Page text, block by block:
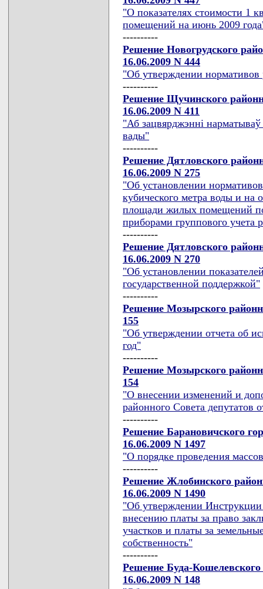
"О показателях стоимости 1
помещений на июнь 2009
----------
Решение Новогрудского
16.06.2009 N 444
"Об утверждении нормативов
----------
Решение Щучинского
16.06.2009 N 411
"Аб зацвярджэннi нарматываў
вады"
----------
Решение Дятловского
16.06.2009 N 275
"Об установлении
кубического метра воды и на
площади жилых помещений
приборами группового учета
----------
Решение Дятловского
16.06.2009 N 270
"Об установлении
государственной поддержкой"
----------
Решение Мозырского
155
"Об утверждении отчета об
год"
----------
Решение Мозырского
154
"О внесении изменений и
районного Совета депутатов
----------
Решение Барановичского
16.06.2009 N 1497
"О порядке проведения
----------
Решение Жлобинского
16.06.2009 N 1490
"Об утверждении Инструкции
внесению платы за право
участков и платы за
собственность"
----------
Решение Буда-Кошелевского
16.06.2009 N 148